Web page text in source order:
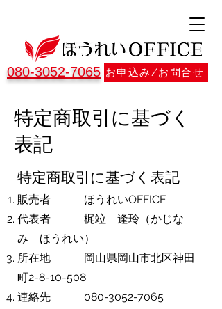
お申込み/お問合せ
080-3052-7065
特定商取引に基づく
表記
特定商取引に基づく表記
販売者 ほうれいOFFICE
代表者 梶竝 逢玲（かじな
み ほうれい）
所在地 岡山県岡山市北区神田
町2-8-10-508
連絡先
080-3052-7065